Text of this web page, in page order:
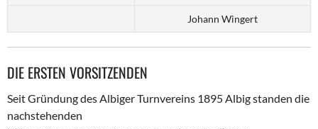
Johann Wingert
DIE ERSTEN VORSITZENDEN
Seit Gründung des Albiger Turnvereins 1895 Albig standen die
nachstehenden